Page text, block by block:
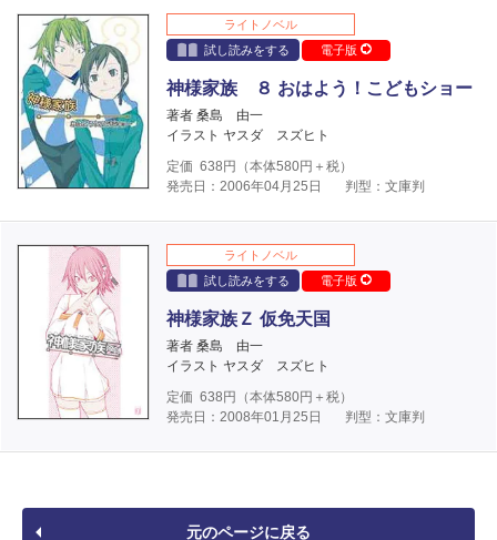
ライトノベル
試し読みをする
電子版
神様家族 ８ おはよう！こどもショー
著者 桑島 由一
イラスト ヤスダ スズヒト
定価 638 円（本体580円＋税）
発売日：2006年04月25日
判型：文庫判
ライトノベル
試し読みをする
電子版
神様家族Ｚ 仮免天国
著者 桑島 由一
イラスト ヤスダ スズヒト
定価 638 円（本体580円＋税）
発売日：2008年01月25日
判型：文庫判
元のページに戻る